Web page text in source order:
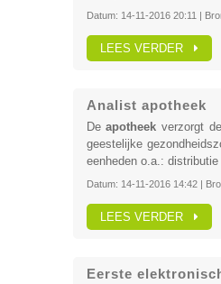
Datum: 14-11-2016 20:11 |
LEES VERDER
Analist apotheek
Deapotheek verzorgt
geestelijke
eenheden o.a.: distributie
Datum: 14-11-2016 14:42|
LEES VERDER
Eerste